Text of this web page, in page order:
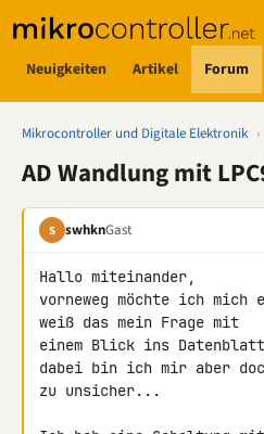
Neuigkeiten Artikel Forum
Mikrocontroller und Digitale Elektronik ›
AD Wandlung mit
S swhknGast
Hallo miteinander,
vorneweg möchte ich
weiß das mein Frage mit
einem Blick ins
dabei bin ich mir aber
zu unsicher...